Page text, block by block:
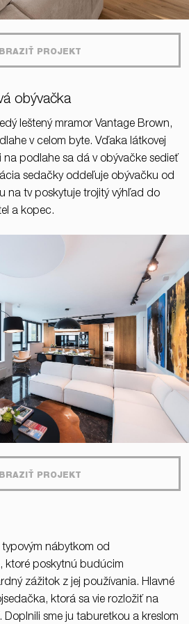
PROJEKT
obývačka
leštený mramor Vantage Brown,
v celom byte. Vďaka látkovej
na podlahe sa dá v obývačke sedieť
sedačky oddeľuje obývačku od
na tv poskytuje trojitý výhľad do
a kopec.
PROJEKT
nábytkom od
ktoré poskytnú budúcim
zážitok z jej používania. Hlavné
ktorá sa vie rozložiť na
sme ju taburetkou a kreslom